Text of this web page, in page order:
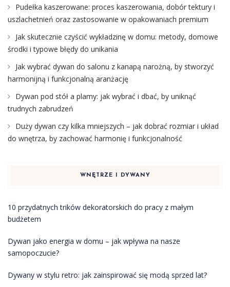
Pudełka kaszerowane: proces kaszerowania, dobór tektury i
uszlachetnień oraz zastosowanie w opakowaniach premium
Jak skutecznie czyścić wykładzinę w domu: metody, domowe
środki i typowe błędy do unikania
Jak wybrać dywan do salonu z kanapą narożną, by stworzyć
harmonijną i funkcjonalną aranżację
Dywan pod stół a plamy: jak wybrać i dbać, by uniknąć
trudnych zabrudzeń
Duży dywan czy kilka mniejszych – jak dobrać rozmiar i układ
do wnętrza, by zachować harmonię i funkcjonalność
WNĘTRZE I DYWANY
10 przydatnych trików dekoratorskich do pracy z małym
budżetem
Dywan jako energia w domu – jak wpływa na nasze
samopoczucie?
Dywany w stylu retro: jak zainspirować się modą sprzed lat?